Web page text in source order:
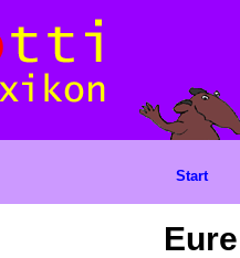
Start